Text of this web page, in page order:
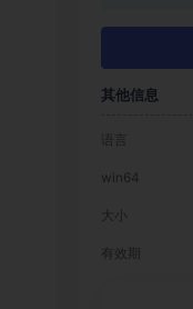
其他信息
语言
win64
大小
有效期